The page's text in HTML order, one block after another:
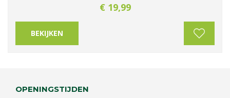
€ 19,99
BEKIJKEN
OPENINGSTIJDEN